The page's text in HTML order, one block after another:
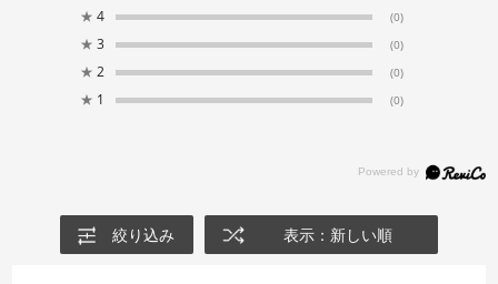
★ 4 (0)
★ 3 (0)
★ 2 (0)
★ 1 (0)
絞り込み 表示：新しい順